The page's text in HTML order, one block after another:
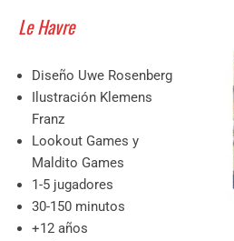
Le Havre
Diseño Uwe Rosenberg
Ilustración Klemens
Franz
Lookout Games y
Maldito Games
1-5 jugadores
30-150 minutos
+12 años